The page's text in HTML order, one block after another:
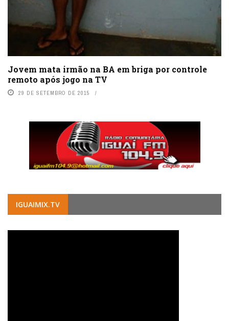
Jovem mata irmão na BA em briga por controle
remoto após jogo na TV
29 DE SETEMBRO DE 2015
IGUAIMIX.TV